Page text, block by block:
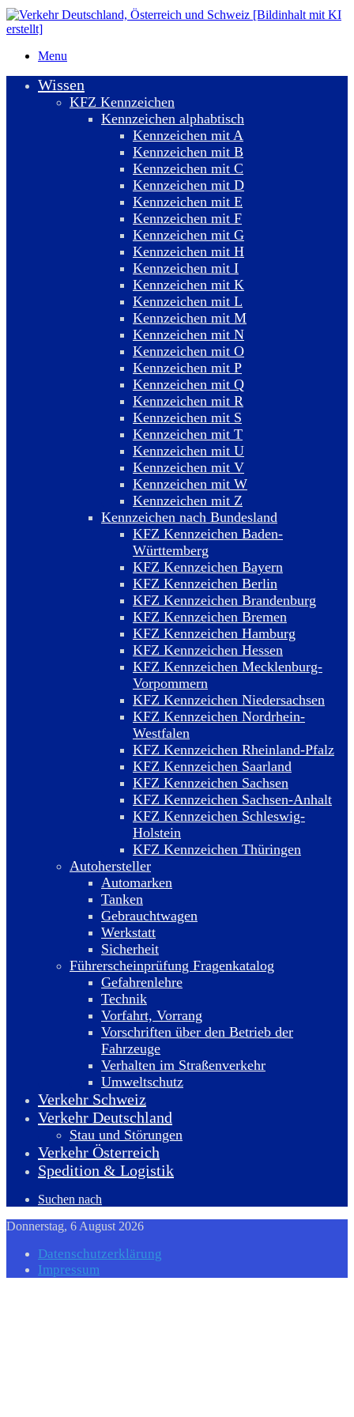
Menu
Wissen
KFZ Kennzeichen
Kennzeichen alphabtisch
Kennzeichen mit A
Kennzeichen mit B
Kennzeichen mit C
Kennzeichen mit D
Kennzeichen mit E
Kennzeichen mit F
Kennzeichen mit G
Kennzeichen mit H
Kennzeichen mit I
Kennzeichen mit K
Kennzeichen mit L
Kennzeichen mit M
Kennzeichen mit N
Kennzeichen mit O
Kennzeichen mit P
Kennzeichen mit Q
Kennzeichen mit R
Kennzeichen mit S
Kennzeichen mit T
Kennzeichen mit U
Kennzeichen mit V
Kennzeichen mit W
Kennzeichen mit Z
Kennzeichen nach Bundesland
KFZ Kennzeichen Baden-
Württemberg
KFZ Kennzeichen Bayern
KFZ Kennzeichen Berlin
KFZ Kennzeichen Brandenburg
KFZ Kennzeichen Bremen
KFZ Kennzeichen Hamburg
KFZ Kennzeichen Hessen
KFZ Kennzeichen Mecklenburg-
Vorpommern
KFZ Kennzeichen Niedersachsen
KFZ Kennzeichen Nordrhein-
Westfalen
KFZ Kennzeichen Rheinland-Pfalz
KFZ Kennzeichen Saarland
KFZ Kennzeichen Sachsen
KFZ Kennzeichen Sachsen-Anhalt
KFZ Kennzeichen Schleswig-
Holstein
KFZ Kennzeichen Thüringen
Autohersteller
Automarken
Tanken
Gebrauchtwagen
Werkstatt
Sicherheit
Führerscheinprüfung Fragenkatalog
Gefahrenlehre
Technik
Vorfahrt, Vorrang
Vorschriften über den Betrieb der
Fahrzeuge
Verhalten im Straßenverkehr
Umweltschutz
Verkehr Schweiz
Verkehr Deutschland
Stau und Störungen
Verkehr Österreich
Spedition & Logistik
Suchen nach
Donnerstag, 6 August 2026
Datenschutzerklärung
Impressum